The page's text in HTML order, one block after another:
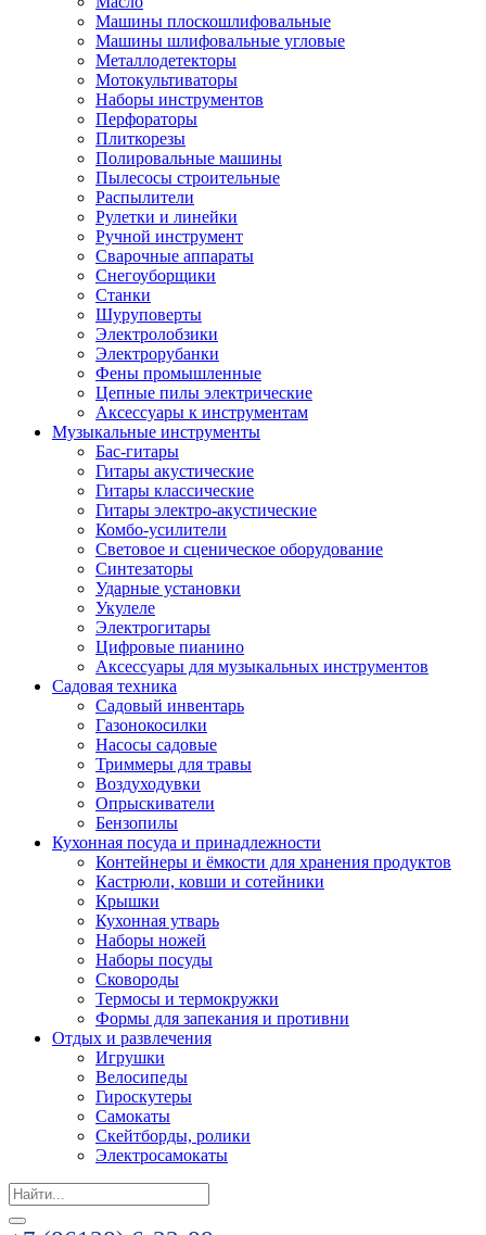
Машины плоскошлифовальные
Машины шлифовальные угловые
Металлодетекторы
Мотокультиваторы
Наборы инструментов
Перфораторы
Плиткорезы
Полировальные машины
Пылесосы строительные
Распылители
Рулетки и линейки
Ручной инструмент
Сварочные аппараты
Снегоуборщики
Станки
Шуруповерты
Электролобзики
Электрорубанки
Фены промышленные
Цепные пилы электрические
Аксессуары к инструментам
Музыкальные инструменты
Бас-гитары
Гитары акустические
Гитары классические
Гитары электро-акустические
Комбо-усилители
Световое и сценическое оборудование
Синтезаторы
Ударные установки
Укулеле
Электрогитары
Цифровые пианино
Аксессуары для музыкальных инструментов
Садовая техника
Садовый инвентарь
Газонокосилки
Насосы садовые
Триммеры для травы
Воздуходувки
Опрыскиватели
Бензопилы
Кухонная посуда и принадлежности
Контейнеры и ёмкости для хранения продуктов
Кастрюли, ковши и сотейники
Крышки
Кухонная утварь
Наборы ножей
Наборы посуды
Сковороды
Термосы и термокружки
Формы для запекания и противни
Отдых и развлечения
Игрушки
Велосипеды
Гироскутеры
Самокаты
Скейтборды, ролики
Электросамокаты
Search
for: